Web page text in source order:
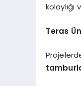
Teras